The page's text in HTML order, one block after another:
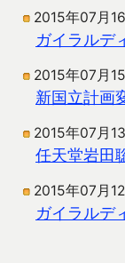
2015年07月
ガイラルデ
2015年07月
新国立計画
2015年07月
任天堂岩田
2015年07月12
ガイラルデ